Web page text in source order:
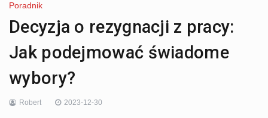
Poradnik
Decyzja o rezygnacji z pracy:
Jak podejmować świadome
wybory?
Robert 2023-12-30